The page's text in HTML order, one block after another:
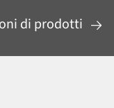
di prodotti